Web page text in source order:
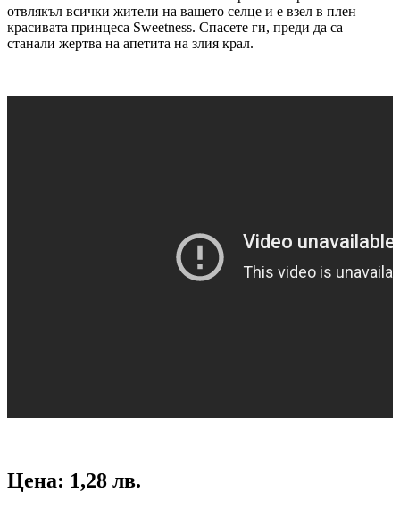
отвлякъл всички жители на вашето селце и е взел в плен
красивата принцеса Sweetness. Спасете ги, преди да са
станали жертва на апетита на злия крал.
Цена: 1,28 лв.